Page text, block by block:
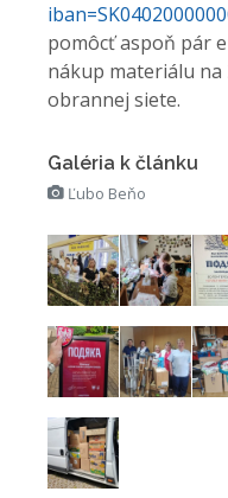
pomôcť aspoň pár
nákup materiálu
obrannej siete.
Galéria k článku
Ľubo Beňo